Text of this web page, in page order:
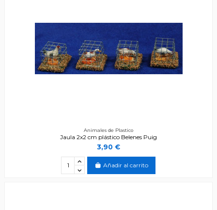
Animales de Plastico
Jaula 2x2 cm plástico Belenes Puig
3,90 €
Añadir al carrito